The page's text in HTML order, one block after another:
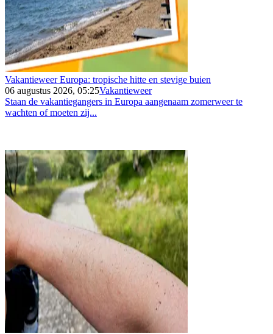
Vakantieweer Europa: tropische hitte en stevige buien
06 augustus 2026, 05:25Vakantieweer
Staan de vakantiegangers in Europa aangenaam zomerweer te
wachten of moeten zij...